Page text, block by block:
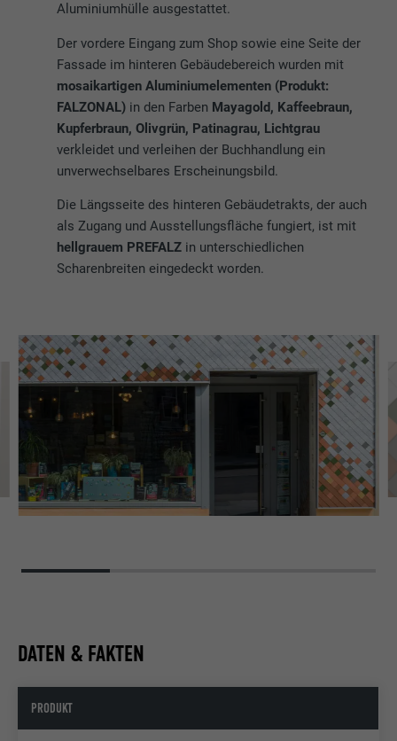
Aluminiumhülle ausgestattet.
Der vordere Eingang zum Shop sowie eine Seite der
Fassade im hinteren Gebäudebereich wurden mit
mosaikartigen Aluminiumelementen (Produkt:
FALZONAL) in den Farben Mayagold, Kaffeebraun,
Kupferbraun, Olivgrün, Patinagrau, Lichtgrau
verkleidet und verleihen der Buchhandlung ein
unverwechselbares Erscheinungsbild.
Die Längsseite des hinteren Gebäudetrakts, der auch
als Zugang und Ausstellungsfläche fungiert, ist mit
hellgrauem PREFALZ in unterschiedlichen
Scharenbreiten eingedeckt worden.
DATEN & FAKTEN
PRODUKT